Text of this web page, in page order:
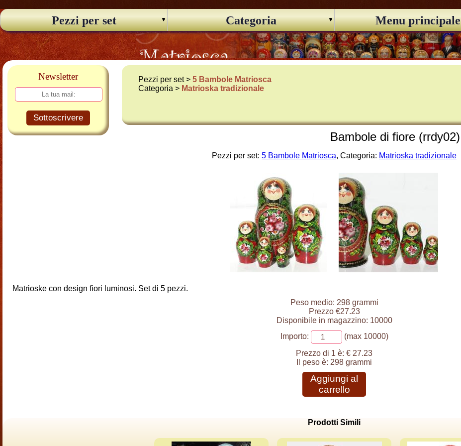
Pezzi per set Categoria Menu principale
Newsletter
Sottoscrivere
Pezzi per set >5 Bambole Matriosca
Categoria > Matrioska tradizionale
Bambole di fiore (rrdy02)
Pezzi per set: 5 Bambole Matriosca, Categoria: Matrioska tradizionale
Matrioske con design fiori luminosi. Set di 5 pezzi.
Peso medio: 298 grammi
Prezzo €27.23
Disponibile in magazzino: 10000
Importo:
(max 10000)
Prezzo di 1 è: € 27.23
Il peso è: 298 grammi
Aggiungi al
carrello
Prodotti Simili